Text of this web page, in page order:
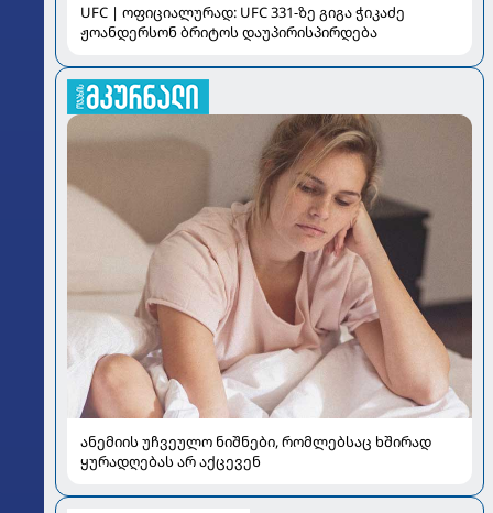
UFC | ოფიციალურად: UFC 331-ზე გიგა ჭიკაძე
ჟოანდერსონ ბრიტოს დაუპირისპირდება
ანემიის უჩვეულო ნიშნები, რომლებსაც ხშირად
ყურადღებას არ აქცევენ